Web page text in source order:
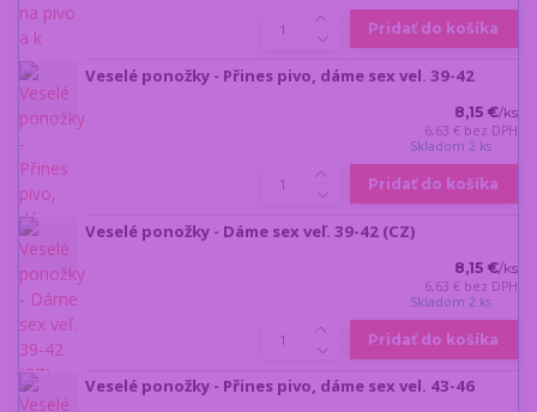
Pridať do košíka
Veselé ponožky - Přines pivo, dáme sex vel. 39-42
8,15 €/ks
6,63 € bez DPH
Skladom 2 ks
Pridať do košíka
Veselé ponožky - Dáme sex veľ. 39-42 (CZ)
8,15 €/ks
6,63 € bez DPH
Skladom 2 ks
Pridať do košíka
Veselé ponožky - Přines pivo, dáme sex vel. 43-46